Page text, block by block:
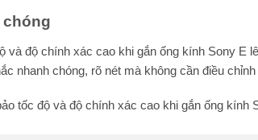
chóng
và độ chính xác cao khi gắn ống kính Sony E
nhanh chóng, rõ nét mà không cần điều chỉnh